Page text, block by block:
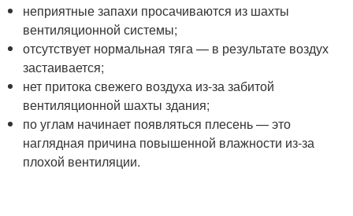
неприятные запахи просачиваются из шахты
вентиляционной системы;
отсутствует нормальная тяга — в результате воздух
застаивается;
нет притока свежего воздуха из-за забитой
вентиляционной шахты здания;
по углам начинает появляться плесень — это
наглядная причина повышенной влажности из-за
плохой вентиляции.